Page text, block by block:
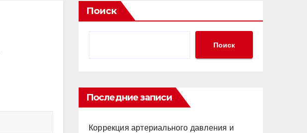
Поиск
Поиск
Последние записи
Коррекция артериального давления и